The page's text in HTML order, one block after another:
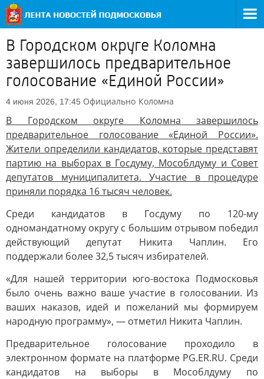
В Городском округе Коломна
завершилось предварительное
голосование «Единой России»
4 июня 2026, 17:45 Официально Коломна
В Городском округе Коломна завершилось
предварительное голосование «Единой России».
Жители определили кандидатов, которые представят
партию на выборах в Госдуму, Мособлдуму и Совет
депутатов муниципалитета. Участие в процедуре
приняли порядка 16 тысяч человек.
Среди кандидатов в Госдуму по 120-му
одномандатному округу с большим отрывом победил
действующий депутат Никита Чаплин. Его
поддержали более 32,5 тысяч избирателей.
«Для нашей территории юго-востока Подмосковья
было очень важно ваше участие в голосовании. Из
ваших наказов, идей и пожеланий мы формируем
народную программу», — отметил Никита Чаплин.
Предварительное голосование проходило в
электронном формате на платформе PG.ER.RU. Среди
кандидатов на выборы в Мособлдуму по